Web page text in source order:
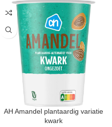
AH Amandel plantaardig variatie